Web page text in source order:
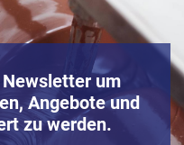
um
Angebote und
zu werden.